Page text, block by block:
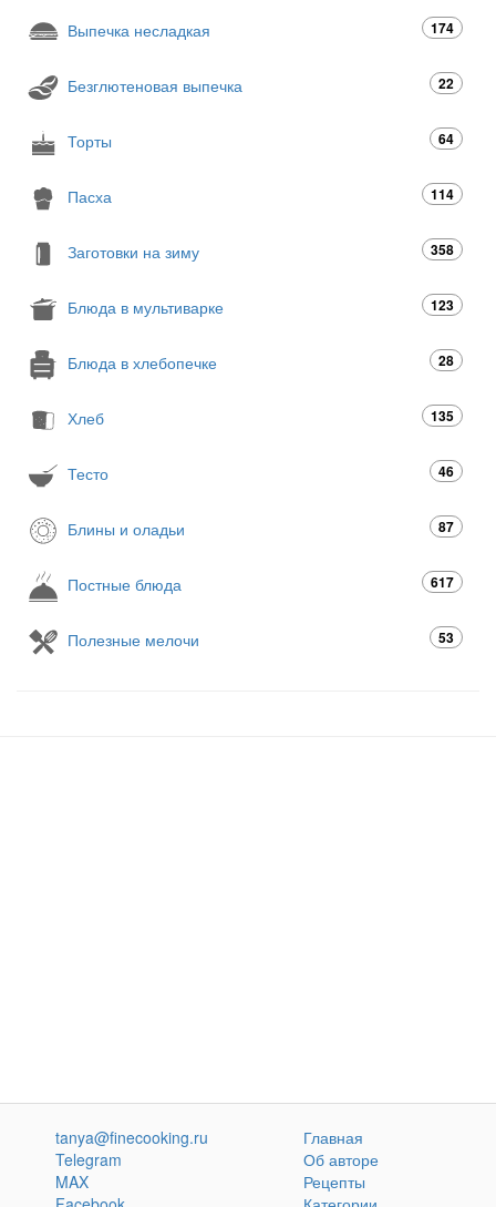
Выпечка несладкая 174
Безглютеновая выпечка 22
Торты 64
Пасха 114
Заготовки на зиму 358
Блюда в мультиварке 123
Блюда в хлебопечке 28
Хлеб 135
Тесто 46
Блины и оладьи 87
Постные блюда 617
Полезные мелочи 53
tanya@finecooking.ru
Telegram
MAX
Главная
Об авторе
Рецепты